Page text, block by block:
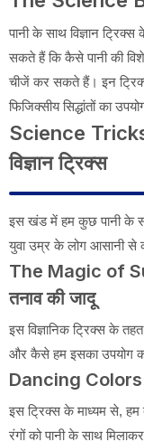
पानी के साथ विज्ञान
सकते हैं कि कैसे पानी की
चीजें कर सकते हैं। इन
फिजिक्सीय सिद्धांतों का
Science
विज्ञान ट्रिक्स
इस खंड में हम कुछ पानी के
युवा उम्र के लोग आसानी
The Magic of
तनाव की जादू
इस विज्ञानिक ट्रिक्स के
और कैसे हम इसका उपयोग
Dancing Colors
इस ट्रिक्स के माध्यम से, हम
रंगों को पानी के साथ